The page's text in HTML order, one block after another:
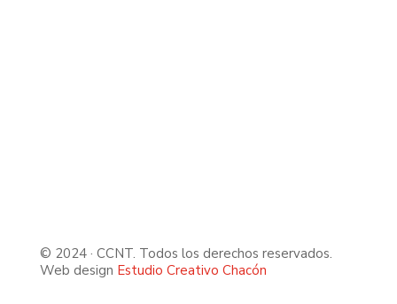
© 2024 · CCNT. Todos los derechos reservados.
Web design Estudio Creativo Chacón